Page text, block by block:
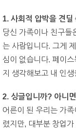
1. 사회적 압박을 견
당신 가족이나 친구들
는 사람입니다. 그게
심이 없습니다. 페이
지 생각해보고 내 인
2. 싱글입니까? 아니
어른이 된 우리는 가
렸지만, 대부분 창업